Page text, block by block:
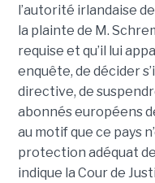
l’autorité irlandaise
la plainte de M.
requise et qu’il lui
enquête, de décider
directive, de
abonnés européens
au motif que ce pays
protection adéquat
indique la Cour de